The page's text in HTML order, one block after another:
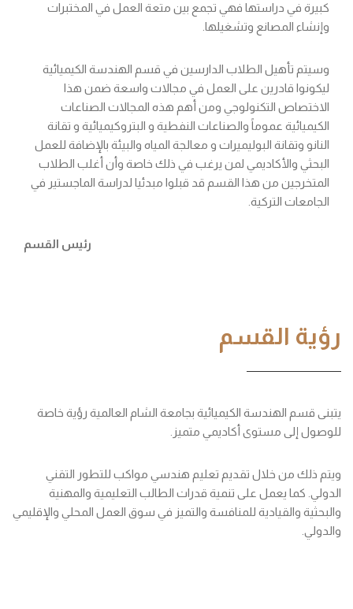
كبيرة في دراستها فهي تجمع بين متعة العمل في المختبرات
وإنشاء المصانع وتشغيلها.
وسيتم تأهيل الطلاب الدارسين في قسم الهندسة الكيميائية
ليكونوا قادرين على العمل في مجالات واسعة ضمن هذا
الاختصاص التكنولوجي ومن أهم هذه المجالات الصناعات
الكيميائية عموماً والصناعات النفطية و البتروكيميائية و تقانة
النانو وتقانة البوليميرات و معالجة المياه والبيئة بالإضافة للعمل
البحثي والأكاديمي لمن يرغب في ذلك خاصة وأن أغلب الطلاب
المتخرجين من هذا القسم قد قبلوا مبدئيا لدراسة الماجستير في
الجامعات التركية.
رئيس القسم
رؤية القسم
يتبنى قسم الهندسة الكيميائية بجامعة الشام العالمية رؤية خاصة
للوصول إلى مستوى أكاديمي متميز.
ويتم ذلك من خلال تقديم تعليم هندسي مواكب للتطور التقني
الدولي. كما يعمل على تنمية قدرات الطالب التعليمية والمهنية
والبحثية والقيادية للمنافسة والتميز في سوق العمل المحلي والإقليمي
والدولي.